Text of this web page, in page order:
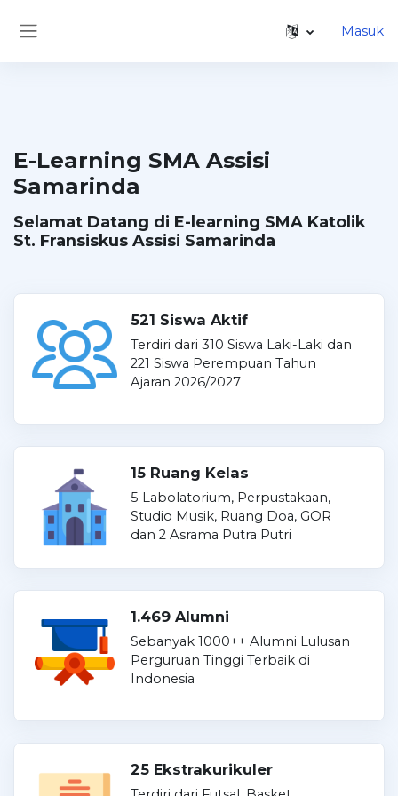
Masuk
E-Learning SMA Assisi
Samarinda
Selamat Datang di E-learning SMA Katolik
St. Fransiskus Assisi Samarinda
521 Siswa Aktif
Terdiri dari 310 Siswa Laki-Laki dan
221 Siswa Perempuan Tahun
Ajaran 2026/2027
15 Ruang Kelas
5 Labolatorium, Perpustakaan,
Studio Musik, Ruang Doa, GOR
dan 2 Asrama Putra Putri
1.469 Alumni
Sebanyak 1000++ Alumni Lulusan
Perguruan Tinggi Terbaik di
Indonesia
25 Ekstrakurikuler